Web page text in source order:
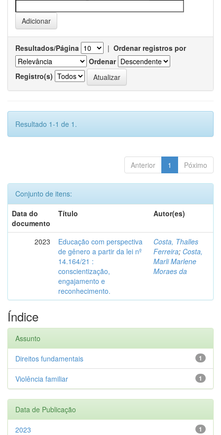
Resultados/Página | Ordenar registros por
Ordenar
Registro(s)
Resultado 1-1 de 1.
Anterior 1 Póximo
Conjunto de itens:
Data do
documento
Título Autor(es)
2023
Educação com perspectiva
de gênero a partir da lei nº
14.164/21 :
conscientização,
engajamento e
reconhecimento.
Costa, Thalles
Ferreira; Costa,
Marli Marlene
Moraes da
Índice
Assunto
1
Direitos fundamentais
1
Violência familiar
Data de Publicação
1
2023